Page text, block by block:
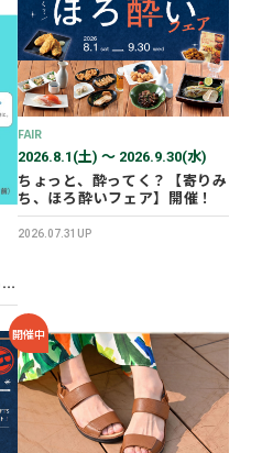
2026年02月
2025年12月
2025年11月
2025年10月
FAIR
2026.8.1(土) 〜 2026.9.30(水)
ちょっと、酔ってく？【寄りみ
ち、ほろ酔いフェア】開催！
2026.07.31UP
開催中